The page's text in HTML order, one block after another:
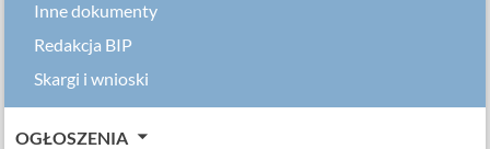
Inne dokumenty
Redakcja BIP
Skargi i wnioski
OGŁOSZENIA